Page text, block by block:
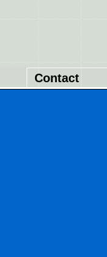
Contact